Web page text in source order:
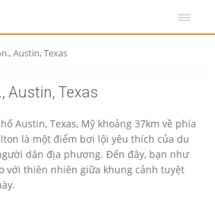
Austin, Texas
Austin, Texas
Austin, Texas, Mỹ khoảng 37km về phía
là một điểm bơi lội yêu thích của du
dân địa phương. Đến đây, bạn như
với thiên nhiên giữa khung cảnh tuyệt